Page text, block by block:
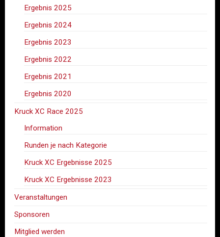
Ergebnis 2025
Ergebnis 2024
Ergebnis 2023
Ergebnis 2022
Ergebnis 2021
Ergebnis 2020
Kruck XC Race 2025
Information
Runden je nach Kategorie
Kruck XC Ergebnisse 2025
Kruck XC Ergebnisse 2023
Veranstaltungen
Sponsoren
Mitglied werden